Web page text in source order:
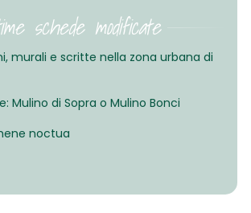
schede modificate
murali e scritte nella zona urbana di
Mulino di Sopra o Mulino Bonci
noctua